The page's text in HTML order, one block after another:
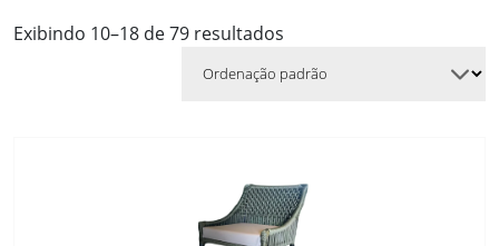
Exibindo 10–18 de 79 resultados